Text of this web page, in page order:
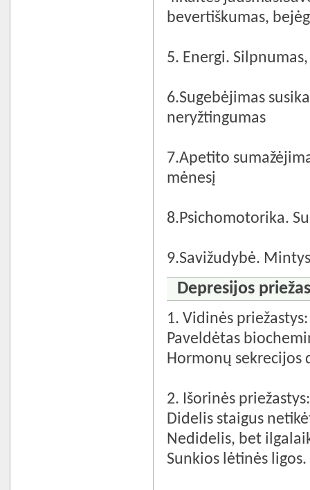
bevertiškumas,
5. Energi.
6.Sugebėjimas
neryžtingumas
7.Apetito
mėnesį
8.Psichomotorika.
9.Savižudybė.
Depresijos
1. Vidinės priežastys:
Paveldėtas
Hormonų sekrecijos
2. Išorinės priežastys:
Didelis staigus
Nedidelis, bet
Sunkios lėtinės ligos.